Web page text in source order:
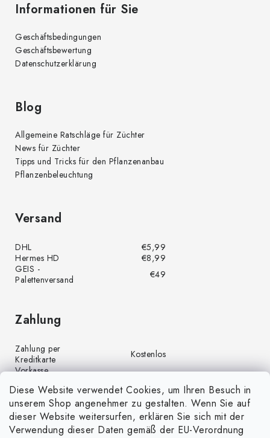
Diese Website verwendet Cookies, um Ihren Besuch in
unserem Shop angenehmer zu gestalten. Wenn Sie auf
dieser Website weitersurfen, erklären Sie sich mit der
Verwendung dieser Daten gemäß der EU-Verordnung
Informationen für Sie
Geschäftsbedingungen
Geschäftsbewertung
Datenschutzerklärung
Blog
Allgemeine Ratschläge für Züchter
News für Züchter
Tipps und Tricks für den Pflanzenanbau
Pflanzenbeleuchtung
Versand
DHL
€5,99
Hermes HD
€8,99
GEIS -
Palettenversand
€49
Zahlung
Zahlung per
Kreditkarte
Kostenlos
Vorkasse
Zahlung per PayPal
Kostenlos
Nachnahme
€4,00